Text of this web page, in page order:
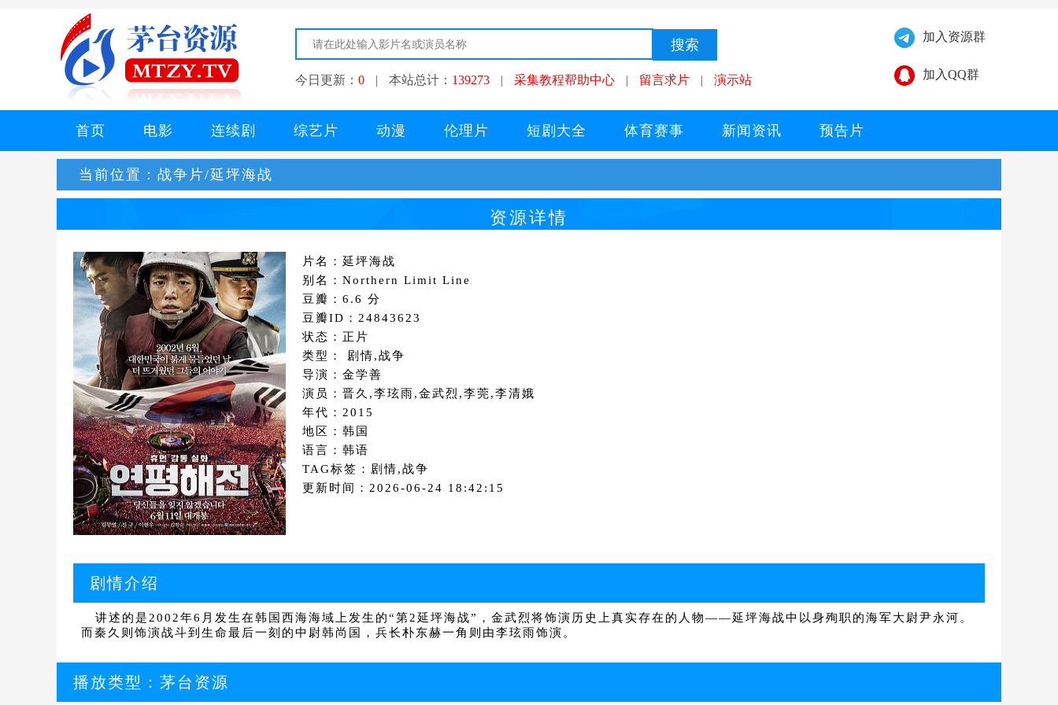
今日更新： 0 | 本站总计： 139273 | 采集教程帮助中心 | 留言求片 | 演示站
加入资源群
加入QQ群
首页 电影 连续剧 综艺片 动漫 伦理片 短剧大全 体育赛事 新闻资讯 预告片
当前位置： 战争片/延坪海战
资源详情
片名：延坪海战
别名：Northern Limit Line
豆瓣：6.6 分
豆瓣ID：24843623
状态：正片
类型： 剧情,战争
导演：金学善
演员：晋久,李玹雨,金武烈,李莞,李清娥
年代：2015
地区：韩国
语言：韩语
TAG标签：剧情,战争
更新时间：2026-06-24 18:42:15
剧情介绍
讲述的是2002年6月发生在韩国西海海域上发生的“第2延坪海战”，金武烈将饰演历史上真实存在的人物——延坪海战中以身殉职的海军大尉尹永河。
而秦久则饰演战斗到生命最后一刻的中尉韩尚国，兵长朴东赫一角则由李玹雨饰演。
播放类型： 茅台资源